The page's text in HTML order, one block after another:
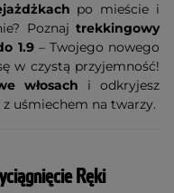
po mieście i
Poznaj trekkingowy
1.9– Twojego nowego
w czystą przyjemność!
włosach i odkryjesz
uśmiechem na twarzy.
Ręki